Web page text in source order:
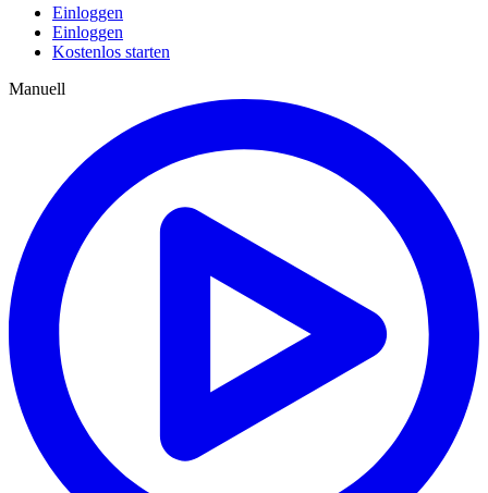
Einloggen
Einloggen
Kostenlos starten
Manuell